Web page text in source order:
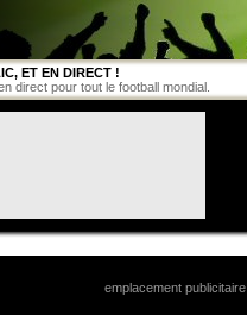
ET EN DIRECT !
direct pour tout le football mondial.
emplacement publicitaire